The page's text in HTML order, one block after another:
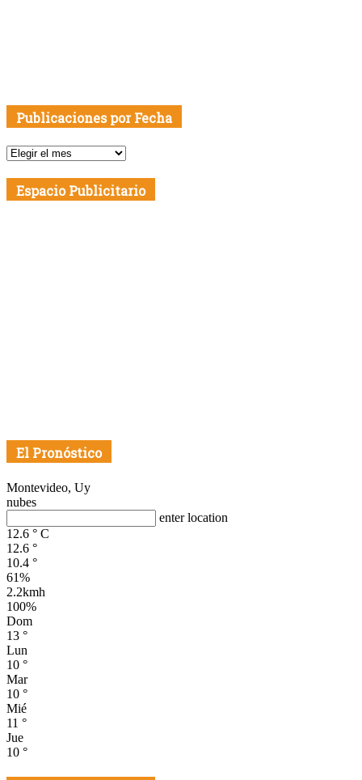
Publicaciones por Fecha
Publicaciones
Fecha
Espacio Publicitario
El Pronóstico
Montevideo, Uy
nubes
enter location
12.6 ° C
12.6 °
10.4 °
61%
2.2kmh
100%
Dom
13 °
Lun
10 °
Mar
10 °
Mié
11 °
Jue
10 °